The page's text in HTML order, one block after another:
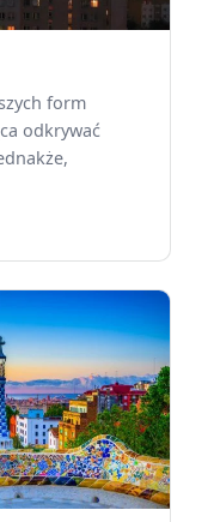
form
odkrywać